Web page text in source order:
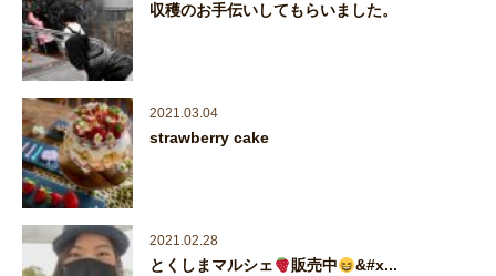
収穫のお手伝いしてもらいました。
2021.03.04
strawberry cake
2021.02.28
とくしまマルシェ 販売中 &#x...